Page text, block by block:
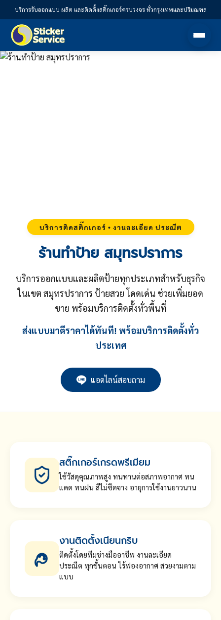
บริการรับออกแบบ ผลิต และติดตั้งสติ๊กเกอร์ครบวงจร ทั่วกรุงเทพและปริมณฑล
บริการติดสติ๊กเกอร์ • งานละเอียด ประณีต
ร้านทำป้าย สมุทรปราการ
บริการออกแบบและผลิตป้ายทุกประเภทสำหรับธุรกิจ
ในเขต สมุทรปราการ ป้ายสวย โดดเด่น ช่วยเพิ่มยอด
ขาย พร้อมบริการติดตั้งทั่วพื้นที่
ส่งแบบมาตีราคาได้ทันที! พร้อมบริการติดตั้งทั่ว
ประเทศ
แอดไลน์สอบถาม
สติ๊กเกอร์เกรดพรีเมียม
ใช้วัสดุคุณภาพสูง ทนทานต่อสภาพอากาศ ทน
แดด ทนฝน สีไม่ซีดจาง อายุการใช้งานยาวนาน
งานติดตั้งเนียนกริบ
ติดตั้งโดยทีมช่างมืออาชีพ งานละเอียด
ประณีต ทุกขั้นตอน ไร้ฟองอากาศ สวยงามตาม
แบบ